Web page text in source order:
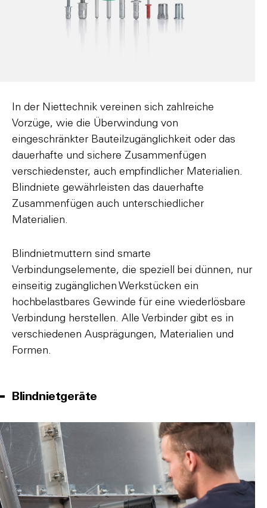
In der Niettechnik vereinen sich zahlreiche
Vorzüge, wie die Überwindung von
eingeschränkter Bauteilzugänglichkeit oder das
dauerhafte und sichere Zusammenfügen
verschiedenster, auch empfindlicher Materialien.
Blindniete gewährleisten das dauerhafte
Zusammenfügen auch unterschiedlicher
Materialien.
Blindnietmuttern sind smarte
Verbindungselemente, die speziell bei dünnen, nur
einseitig zugänglichen Werkstücken ein
hochbelastbares Gewinde für eine wiederlösbare
Verbindung herstellen. Alle Verbinder gibt es in
verschiedenen Ausprägungen, Materialien und
Formen.
Blindnietgeräte